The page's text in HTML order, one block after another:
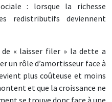
: lorsque la richesse
redistributifs deviennent
« laisser filer » la dette a
un rôle d’amortisseur face à
plus coûteuse et moins
et que la croissance ne
se trouve donc face à une